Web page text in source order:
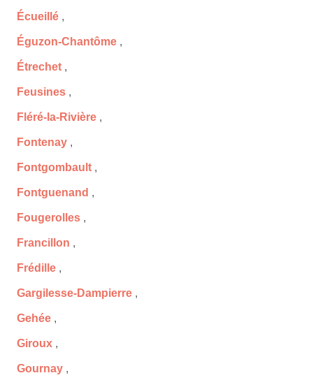
Écueillé ,
Éguzon-Chantôme ,
Étrechet ,
Feusines ,
Fléré-la-Rivière ,
Fontenay ,
Fontgombault ,
Fontguenand ,
Fougerolles ,
Francillon ,
Frédille ,
Gargilesse-Dampierre ,
Gehée ,
Giroux ,
Gournay ,